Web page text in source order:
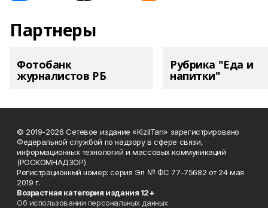
Партнеры
Фотобанк
журналистов РБ
Рубрика "Еда и
напитки"
© 2019-2026 Сетевое издание «KizilTan» зарегистрировано
Федеральной службой по надзору в сфере связи,
информационных технологий и массовых коммуникаций
(РОСКОМНАДЗОР)
Регистрационный номер: серия Эл № ФС 77-75682 от 24 мая
2019 г.
Возрастная категория издания 12+
Об использовании персональных данных